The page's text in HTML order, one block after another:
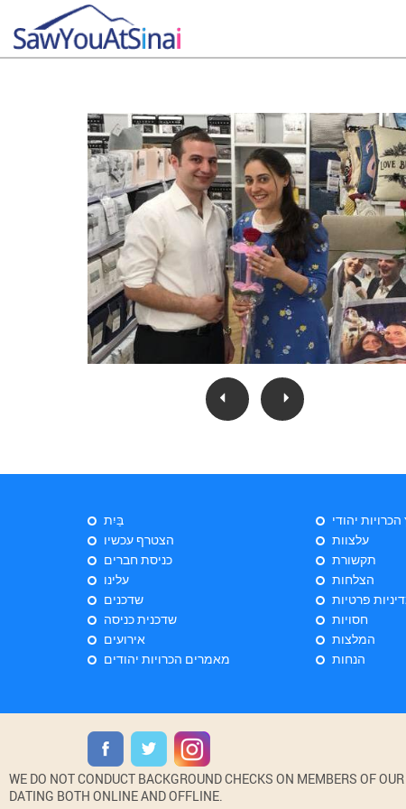
בַּיִת
הצטרף עכשיו
כניסת חברים
עלינו
שדכנים
שדכנית כניסה
אירועים
מאמרים הכרויות יהודים
הכרויות יהודי
עלצוות
תקשורת
הצלחות
פרטיות
חסויות
המלצות
הנחות
WE DO NOT CONDUCT BACKGROUND CHECKS ON MEMBERS OF
DATING BOTH ONLINE AND OFFLINE.